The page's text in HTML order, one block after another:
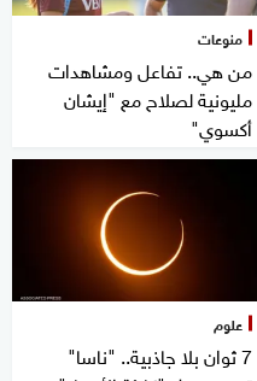
منوعات
من هي.. تفاعل ومشاهدات
مليونية لصلاح مع "إيشان
أكسوي"
علوم
7 ثوان بلا جاذبية.. "ناسا"